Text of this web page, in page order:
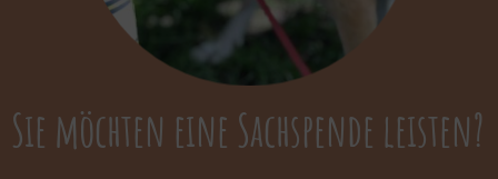
Sie möchten eine Sachspende leisten?